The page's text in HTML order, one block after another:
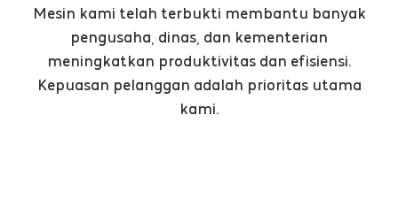
Mesin kami telah terbukti membantu banyak
pengusaha, dinas, dan kementerian
meningkatkan produktivitas dan efisiensi.
Kepuasan pelanggan adalah prioritas utama
kami.